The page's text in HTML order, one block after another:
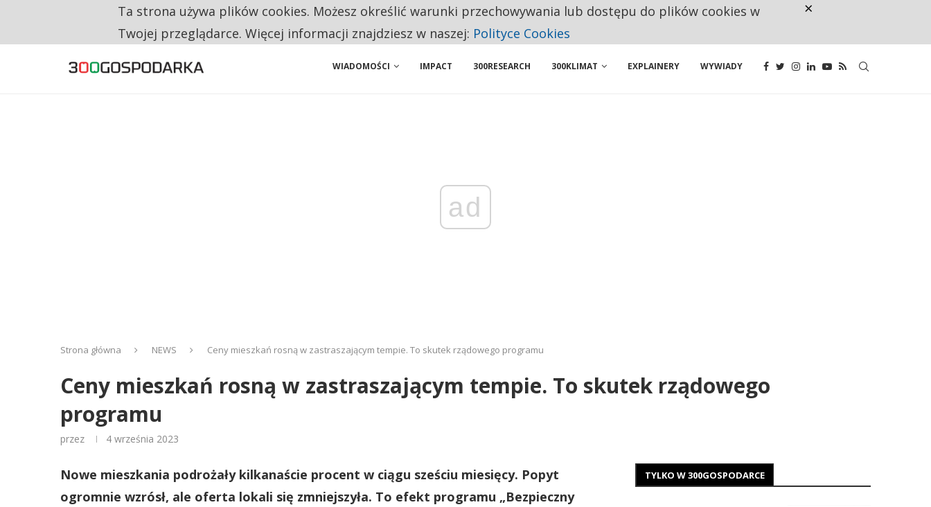
CO TRZECIĄ ZŁOTÓWKĘ Z EMERYTURY SENIORZY PRZEZNACZAJĄ NA PODSTAWOWE ZAKUPY
WIADOMOŚCI IMPACT 300RESEARCH 300KLIMAT EXPLAINERY WYWIADY
ad
Strona główna NEWS Ceny mieszkań rosną w zastraszającym tempie. To skutek rządowego programu
Ceny mieszkań rosną w zastraszającym tempie. To skutek rządowego
programu
przez 4 września 2023
Nowe mieszkania podrożały kilkanaście procent w ciągu sześciu miesięcy. Popyt
ogromnie wzrósł, ale oferta lokali się zmniejszyła. To efekt programu „Bezpieczny
TYLKO W 300GOSPODARCE
Ta strona używa plików cookies. Możesz określić warunki przechowywania lub dostępu do plików cookies w
Twojej przeglądarce. Więcej informacji znajdziesz w naszej: Polityce Cookies
×